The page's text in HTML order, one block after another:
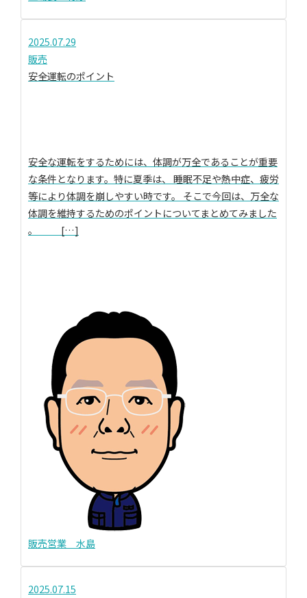
2025.07.29
販売
安全運転のポイント
安全な運転をするためには、体調が万全であることが重要
な条件となります。特に夏季は、 睡眠不足や熱中症、疲労
等により体調を崩しやすい時です。 そこで今回は、万全な
体調を維持するためのポイントについてまとめてみました
。 […]
販売営業 水島
2025.07.15